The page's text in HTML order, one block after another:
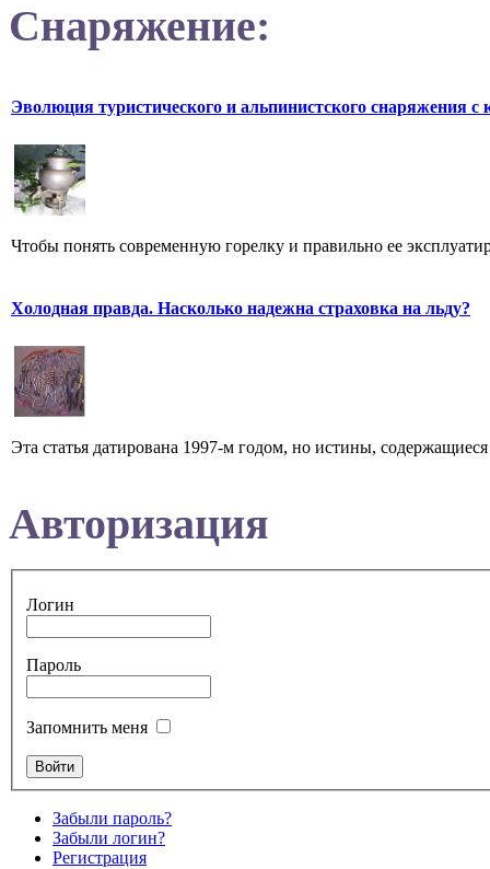
Снаряжение:
Эволюция туристического и альпинистского снаряжения с
Чтобы понять современную горелку и правильно ее
Холодная правда. Насколько надежна страховка на льду?
Эта статья датирована 1997-м годом, но истины,
Авторизация
Логин
Пароль
Запомнить меня
Забыли пароль?
Забыли логин?
Регистрация